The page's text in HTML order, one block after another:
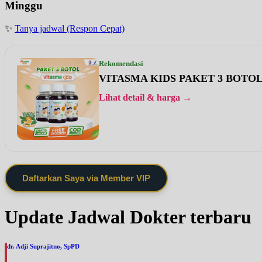
Minggu
✨ Tanya jadwal (Respon Cepat)
Rekomendasi
VITASMA KIDS PAKET 3
Lihat detail & harga →
Daftarkan Saya via Member VIP
Update Jadwal Dokter terbaru
dr. Adji Suprajitno, SpPD